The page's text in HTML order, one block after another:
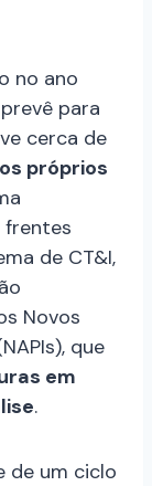
no ano
prevê para
cerca de
próprios
frentes
de CT&I,
Novos
que
em
.
de um ciclo